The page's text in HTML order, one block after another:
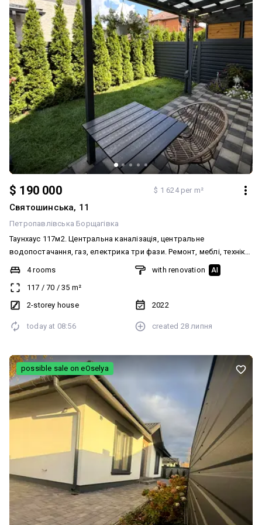
Cooper&Hunter Поруч дуже зручна інфраструктура: магазини,
супермаркети, школа, садочки, зупинки транспорту, зелені зони
для прогулянок. Локація поєднує тишу приватного сектору та
швидкий доступ до Києва. Телефонуйте та записуйтесь на
перегляд! Покажемо будинок у зручний для вас час. Об’єкт
представлений ексклюзивно від власника. Для покупця — без
комісії.
$ 190 000 $ 1 624 per m²
Святошинська, 11
Петропавлівська Борщагівка
Таунхаус 117м2. Центральна каналізація, центральне
водопостачання, газ, електрика три фази. Ремонт, меблі, техніка,
озеленення. Будинок повністю готовий до проживання!
Телефонуйте, готові до перегляду навіть сьогодні.
4 rooms
117 /70 /35 m²
2-storey house
with renovation AI
2022
today at 08:56 created 28 липня
possible sale on eOselya